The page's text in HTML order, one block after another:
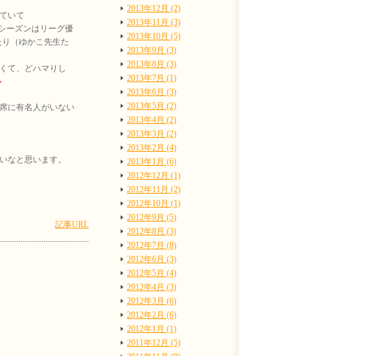
いて
ーズンはリーグ優
（ゆかこ先生た
て、どハマりし
に有名人がいない
なと思います。
記事URL
2013年12月 (2)
2013年11月 (3)
2013年10月 (5)
2013年9月 (3)
2013年8月 (3)
2013年7月 (1)
2013年6月 (3)
2013年5月 (2)
2013年4月 (2)
2013年3月 (2)
2013年2月 (4)
2013年1月 (6)
2012年12月 (1)
2012年11月 (2)
2012年10月 (1)
2012年9月 (5)
2012年8月 (3)
2012年7月 (8)
2012年6月 (3)
2012年5月 (4)
2012年4月 (3)
2012年3月 (6)
2012年2月 (6)
2012年1月 (1)
2011年12月 (5)